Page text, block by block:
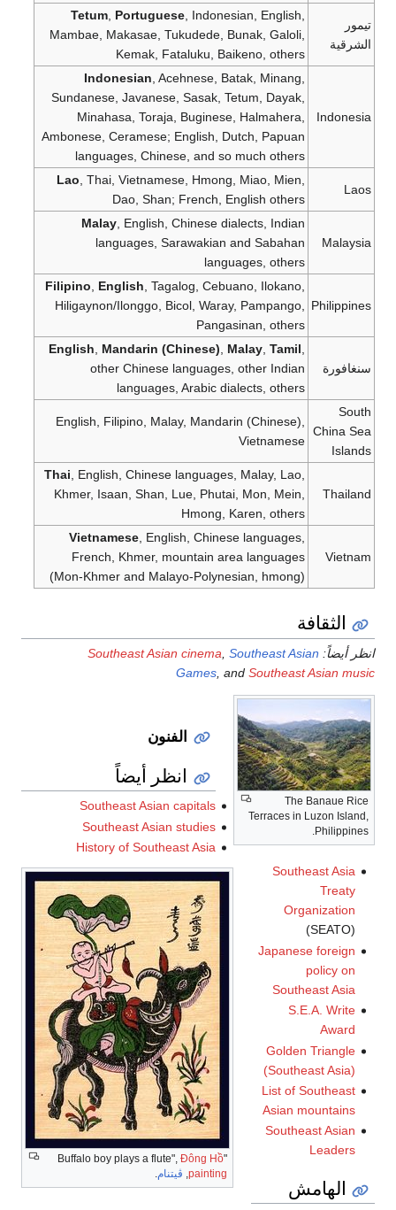
تيمور
الشرقية
Tetum Portuguese , Indonesian, English,
Mambae, Makasae, Tukudede, Bunak, Galoli,
Kemak, Fataluku, Baikeno, others
Indonesia
Indonesian , Acehnese, Batak, Minang,
Sundanese, Javanese, Sasak, Tetum, Dayak,
Minahasa, Toraja, Buginese, Halmahera,
Ambonese, Ceramese; English, Dutch, Papuan
languages, Chinese, and so much others
Laos
Lao , Thai, Vietnamese, Hmong, Miao, Mien,
Dao, Shan; French, English others
Malaysia
Malay , English, Chinese dialects, Indian
languages, Sarawakian and Sabahan
languages, others
Philippines
Filipino English , Tagalog, Cebuano, Ilokano,
Hiligaynon/Ilonggo, Bicol, Waray, Pampango,
Pangasinan, others
سنغافورة
English Mandarin (Chinese) Malay ,Tamil
other Chinese languages, other Indian
languages, Arabic dialects, others
South
China Sea
Islands
English, Filipino, Malay, Mandarin (Chinese),
Vietnamese
Thailand
Thai , English, Chinese languages, Malay, Lao,
Khmer, Isaan, Shan, Lue, Phutai, Mon, Mein,
Hmong, Karen, others
Vietnam
Vietnamese , English, Chinese languages,
French, Khmer, mountain area languages
(Mon-Khmer and Malayo-Polynesian, hmong)
الثقافة
انظر أيضاً: Southeast Asian cinema Southeast Asian
Games , and Southeast Asian music
The Banaue Rice
Terraces in Luzon Island,
Philippines.
الفنون
"Buffalo boy plays a flute",
Đông Hồ
painting
, ڤيتنام.
انظر أيضاً
Southeast Asian capitals
Southeast Asian studies
History of Southeast Asia
Southeast Asia
Treaty
Organization
(SEATO)
Japanese foreign
policy on
Southeast Asia
S.E.A. Write
Award
Golden Triangle
(Southeast Asia)
List of Southeast
Asian mountains
Southeast Asian
Leaders
الهامش